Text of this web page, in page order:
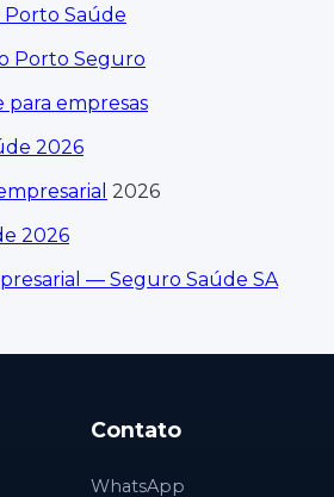
Saúde
Porto Seguro
para empresas
2026
2026
2026
— Seguro Saúde SA
Contato
WhatsApp